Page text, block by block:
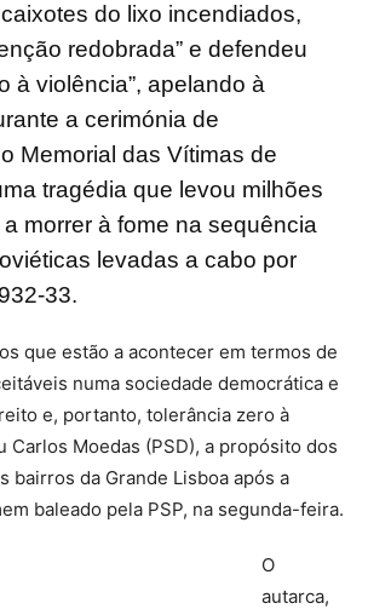
do lixo incendiados,
redobrada” e defendeu
à violência”, apelando à
a cerimónia de
Memorial das Vítimas de
tragédia que levou milhões
morrer à fome na sequência
levadas a cabo por
33.
que estão a acontecer em termos de
numa sociedade democrática e
e, portanto, tolerância zero à
Carlos Moedas (PSD), a propósito dos
bairros da Grande Lisboa após a
baleado pela PSP, na segunda-feira.
O
autarca,